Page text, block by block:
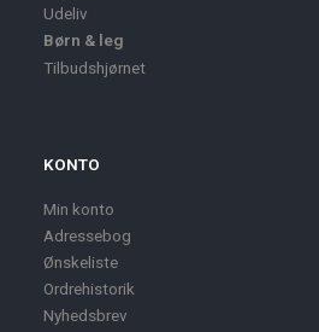
Udeliv
Børn & leg
Tilbudshjørnet
KONTO
Min konto
Adressebog
Ønskeliste
Ordrehistorik
Nyhedsbrev